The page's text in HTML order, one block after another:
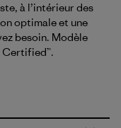
à l’intérieur des
optimale et une
besoin. Modèle
Certified™.